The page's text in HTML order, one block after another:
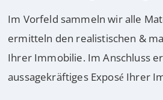
Im Vorfeld sammeln wir alle
ermitteln den realistischen &
Ihrer Immobilie. Im Anschluss
aussagekräftiges Exposé Ihrer